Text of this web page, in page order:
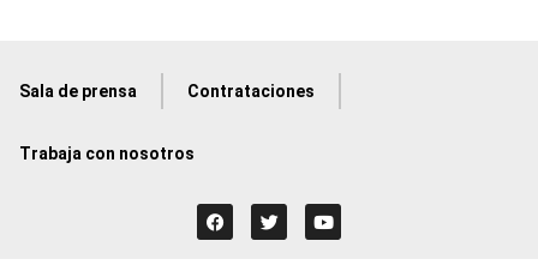
Sala de prensa Contrataciones
Trabaja con nosotros